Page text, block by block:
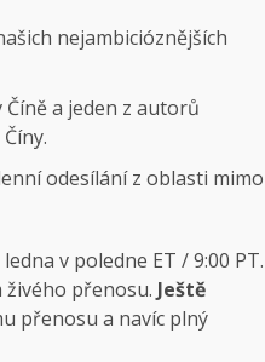
nejambicióznějších
a jeden z autorů
odesílání z oblasti mimo
v poledne ET / 9:00 PT.
přenosu. Ještě
přenosu a navíc plný